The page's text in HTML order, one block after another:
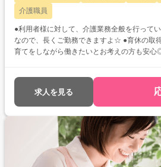
介護職員
●利用者様に対して、介護業務全般を行って
なので、長くご勤務できますよ☆ ●育休の取
育てをしながら働きたいとお考えの方も安
求人を見る